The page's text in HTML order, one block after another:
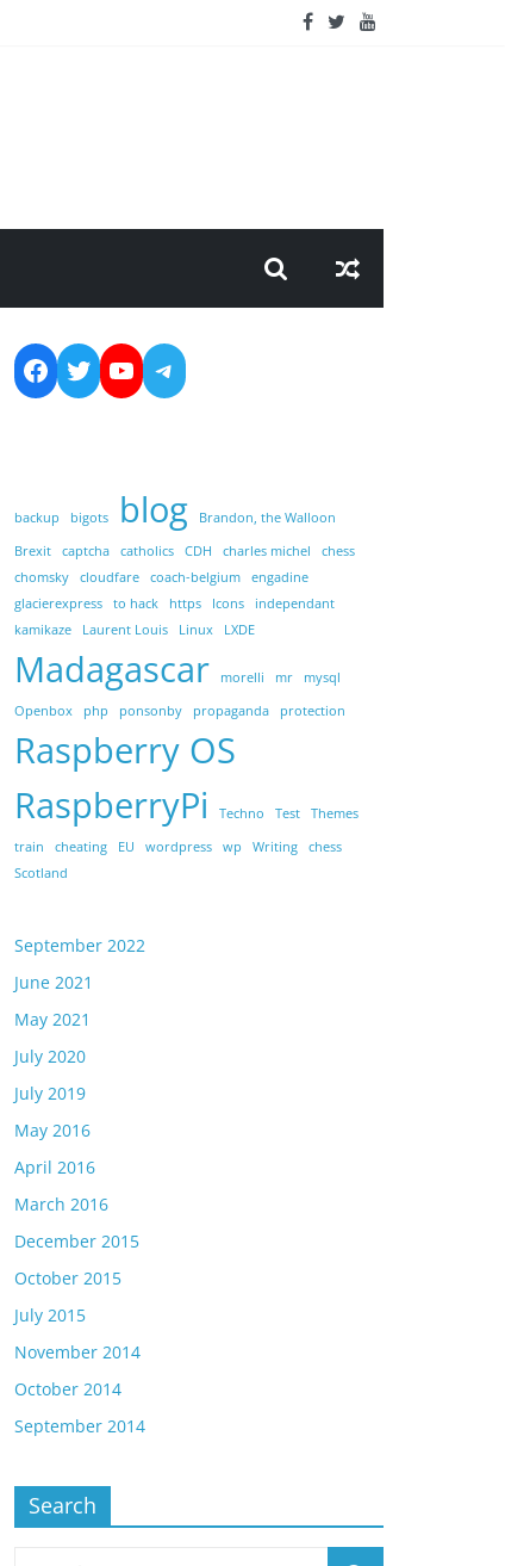
https://www.facebook.com/
https://twitter.com/
https://www.youtube.com/
https://t.me/
backup bigots blog
Brandon, the Walloon
Brexit
captcha catholics CDH charles michel
chess
chomsky
cloudfare coach-belgium
engadine
glacierexpress
to hack https Icons
independant
kamikaze
Laurent Louis Linux LXDE
Madagascar morelli mr
mysql
Openbox
php ponsonby propaganda protection
Raspberry OS
RaspberryPi
Techno Test
Themes
train
cheating EU wordpress wp Writing
chess
Scotland
September 2022
June 2021
May 2021
July 2020
July 2019
May 2016
April 2016
March 2016
December 2015
October 2015
July 2015
November 2014
October 2014
September 2014
Search